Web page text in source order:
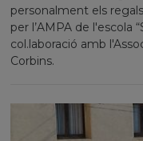
personalment els
per l’AMPA de l'escola
col.laboració amb
Corbins.